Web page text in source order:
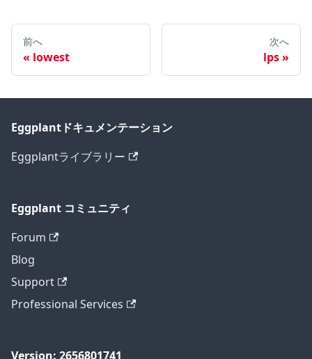
前へ
lowest
次へ
lps
Eggplantドキュメンテーション
Eggplantライブラリー
Eggplant コミュニティ
Forum
Blog
Support
Professional Services
Version: 2656801741